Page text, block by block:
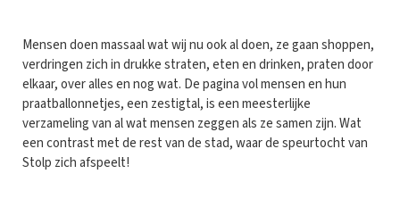
Mensen doen massaal wat wij nu ook al doen, ze gaan shoppen,
verdringen zich in drukke straten, eten en drinken, praten door
elkaar, over alles en nog wat. De pagina vol mensen en hun
praatballonnetjes, een zestigtal, is een meesterlijke
verzameling van al wat mensen zeggen als ze samen zijn. Wat
een contrast met de rest van de stad, waar de speurtocht van
Stolp zich afspeelt!